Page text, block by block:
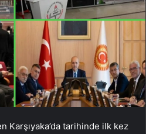
Karşıyaka’da tarihinde ilk kez